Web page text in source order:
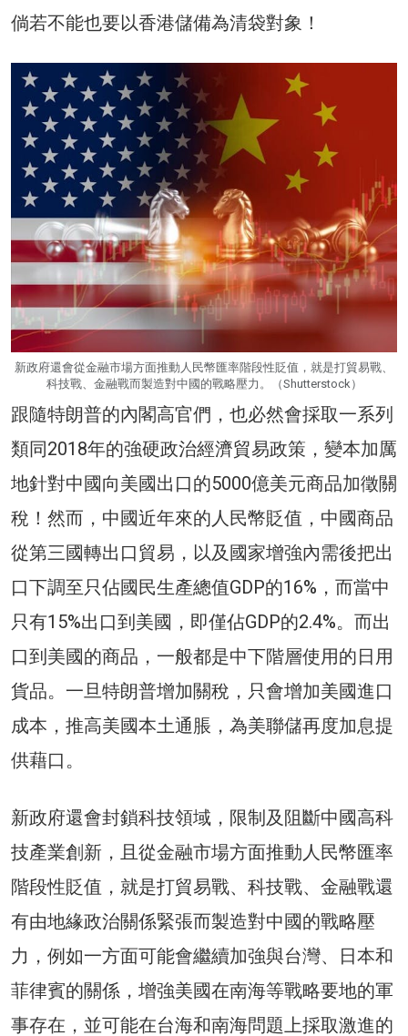
倘若不能也要以香港儲備為清袋對象！
新政府還會從金融市場方面推動人民幣匯率階段性貶值，就是打貿易戰、
科技戰、金融戰而製造對中國的戰略壓力。（Shutterstock）
跟隨特朗普的內閣高官們，也必然會採取一系列
類同2018年的強硬政治經濟貿易政策，變本加厲
地針對中國向美國出口的5000億美元商品加徵關
稅！然而，中國近年來的人民幣貶值，中國商品
從第三國轉出口貿易，以及國家增強內需後把出
口下調至只佔國民生產總值GDP的16%，而當中
只有15%出口到美國，即僅佔GDP的2.4%。而出
口到美國的商品，一般都是中下階層使用的日用
貨品。一旦特朗普增加關稅，只會增加美國進口
成本，推高美國本土通脹，為美聯儲再度加息提
供藉口。
新政府還會封鎖科技領域，限制及阻斷中國高科
技產業創新，且從金融市場方面推動人民幣匯率
階段性貶值，就是打貿易戰、科技戰、金融戰還
有由地緣政治關係緊張而製造對中國的戰略壓
力，例如一方面可能會繼續加強與台灣、日本和
菲律賓的關係，增強美國在南海等戰略要地的軍
事存在，並可能在台海和南海問題上採取激進的